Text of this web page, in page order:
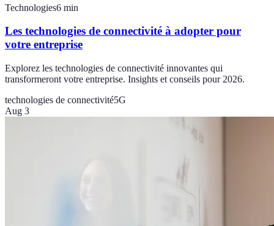
Technologies6 min
Les technologies de connectivité à adopter pour
votre entreprise
Explorez les technologies de connectivité innovantes qui
transformeront votre entreprise. Insights et conseils pour 2026.
technologies de connectivité5G
Aug 3